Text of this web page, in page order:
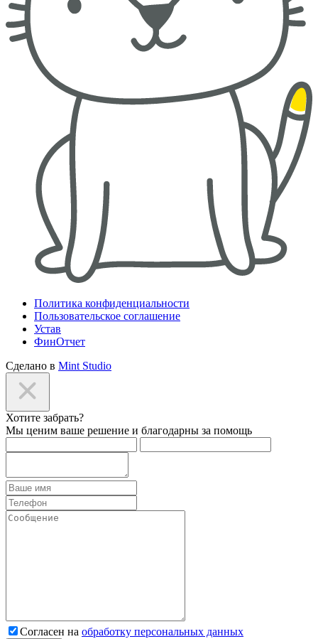
Политика конфиденциальности
Пользовательское соглашение
Устав
ФинОтчет
Сделано в Mint Studio
Хотите забрать?
Мы ценим ваше решение и благодарны за помощь
Согласен на обработку персональных данных